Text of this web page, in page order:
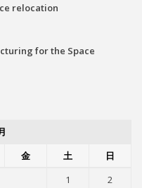
relocation
for the Space
金 土
日
1
2